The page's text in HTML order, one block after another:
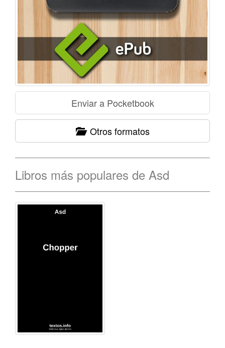
Otros formatos
Libros más populares de Asd